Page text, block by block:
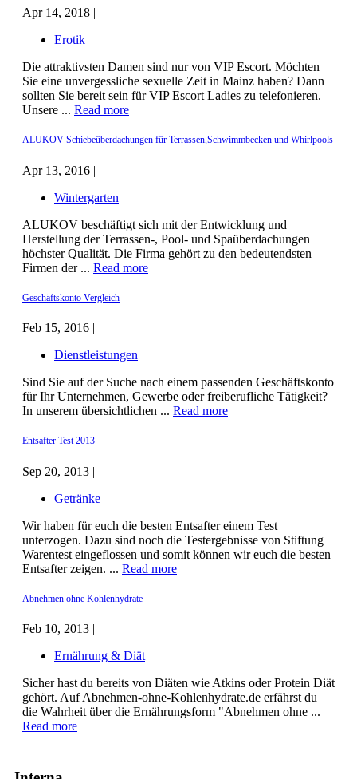
Apr 14, 2018 |
Erotik
Die attraktivsten Damen sind nur von VIP Escort. Möchten
Sie eine unvergessliche sexuelle Zeit in Mainz haben? Dann
sollten Sie bereit sein für VIP Escort Ladies zu telefonieren.
Unsere ... Read more
ALUKOV Schiebeüberdachungen für Terrassen,Schwimmbecken und Whirlpools
Apr 13, 2016 |
Wintergarten
ALUKOV beschäftigt sich mit der Entwicklung und
Herstellung der Terrassen-, Pool- und Spaüberdachungen
höchster Qualität. Die Firma gehört zu den bedeutendsten
Firmen der ... Read more
Geschäftskonto Vergleich
Feb 15, 2016 |
Dienstleistungen
Sind Sie auf der Suche nach einem passenden Geschäftskonto
für Ihr Unternehmen, Gewerbe oder freiberufliche Tätigkeit?
In unserem übersichtlichen ... Read more
Entsafter Test 2013
Sep 20, 2013 |
Getränke
Wir haben für euch die besten Entsafter einem Test
unterzogen. Dazu sind noch die Testergebnisse von Stiftung
Warentest eingeflossen und somit können wir euch die besten
Entsafter zeigen. ... Read more
Abnehmen ohne Kohlenhydrate
Feb 10, 2013 |
Ernährung & Diät
Sicher hast du bereits von Diäten wie Atkins oder Protein Diät
gehört. Auf Abnehmen-ohne-Kohlenhydrate.de erfährst du
die Wahrheit über die Ernährungsform "Abnehmen ohne ...
Read more